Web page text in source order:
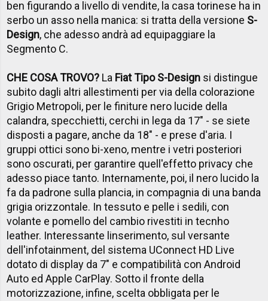
ben figurando a livello di vendite, la casa torinese ha in
serbo un asso nella manica: si tratta della versione S-
Design, che adesso andrà ad equipaggiare la
Segmento C.
CHE COSA TROVO? La FiatTipo S-Design si distingue
subito dagli altri allestimenti per via della colorazione
Grigio Metropoli, per le finiture nero lucide della
calandra, specchietti, cerchi in lega da 17" - se siete
disposti a pagare, anche da 18" - e prese d'aria. I
gruppi ottici sono bi-xeno, mentre i vetri posteriori
sono oscurati, per garantire quell'effetto privacy che
adesso piace tanto. Internamente, poi, il nero lucido la
fa da padrone sulla plancia, in compagnia di una banda
grigia orizzontale. In tessuto e pelle i sedili, con
volante e pomello del cambio rivestiti in tecnho
leather. Interessante linserimento, sul versante
dell'infotainment, del sistema UConnect HD Live
dotato di display da 7" e compatibilità con Android
Auto ed Apple CarPlay. Sotto il fronte della
motorizzazione, infine, scelta obbligata per le